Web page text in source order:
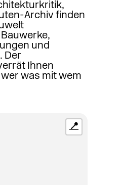
Archiv finden
und
Der
Ihnen
was mit wem
📍